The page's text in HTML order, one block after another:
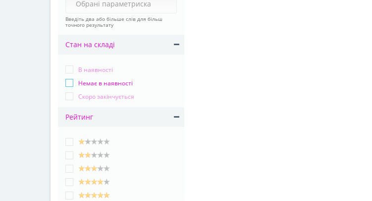
Введіть два або більше слів для більш
точного результату
Стан на складі
В наявності
Немає в наявності
Cкоро закінчується
Рейтинг